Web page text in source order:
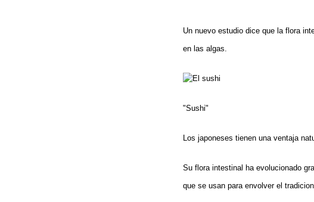
Un nuevo estudio dice que la flora
en las algas.
"Sushi"
Los japoneses tienen una ventaja
Su flora intestinal ha evolucionado
que se usan para envolver el